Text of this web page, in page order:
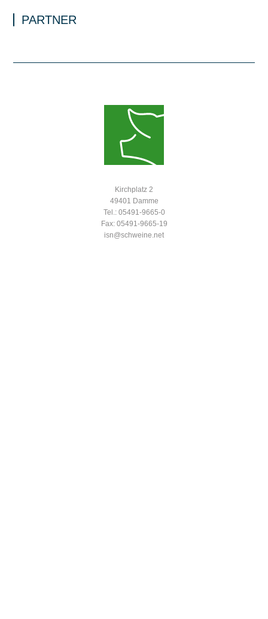
PARTNER
Kirchplatz 2
49401 Damme
Tel.: 05491-9665-0
Fax: 05491-9665-19
isn@schweine.net